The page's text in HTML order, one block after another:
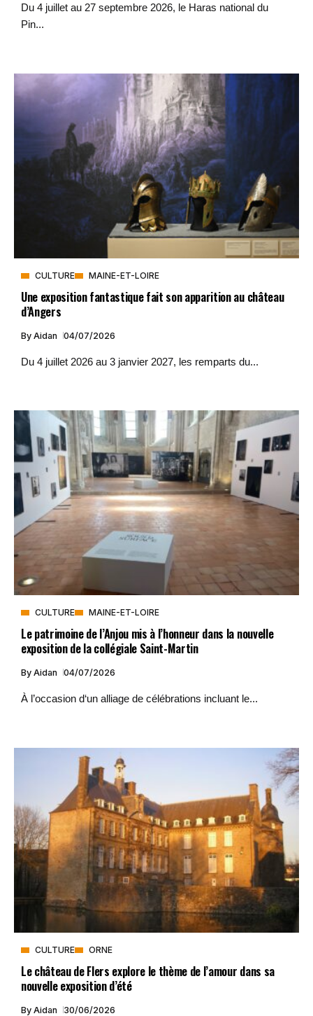
Du 4 juillet au 27 septembre 2026, le Haras national du
Pin...
CULTURE MAINE-ET-LOIRE
Une exposition fantastique fait son apparition au château
d’Angers
By Aidan 04/07/2026
Du 4 juillet 2026 au 3 janvier 2027, les remparts du...
CULTURE MAINE-ET-LOIRE
Le patrimoine de l’Anjou mis à l’honneur dans la nouvelle
exposition de la collégiale Saint-Martin
By Aidan 04/07/2026
À l’occasion d‘un alliage de célébrations incluant le...
CULTURE ORNE
Le château de Flers explore le thème de l’amour dans sa
nouvelle exposition d’été
By Aidan 30/06/2026